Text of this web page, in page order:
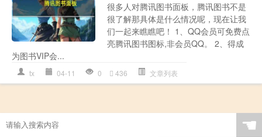
很多人对腾讯图书面板，腾讯图书不是
很了解那具体是什么情况呢，现在让我
们一起来瞧瞧吧！ 1、QQ会员可免费点
亮腾讯图书图标,非会员QQ。 2、得成
为图书VIP会...
tx 04-11 0 436 文章列表
☚